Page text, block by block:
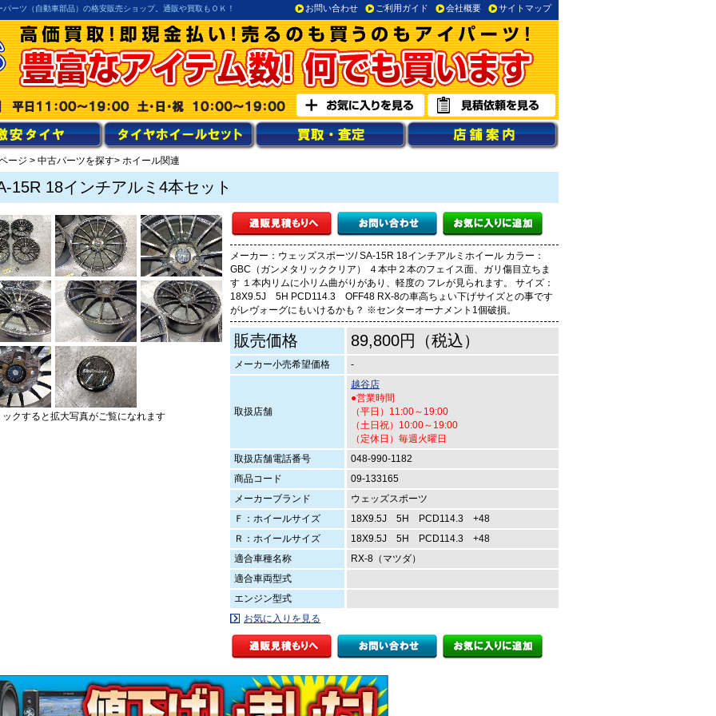
ーツ（自動車部品）の格安販売ショップ。通販や買取もＯＫ！ お問い合わせ ご利用ガイド 会社概要 サイトマップ
ージ > 中古パーツを探す> ホイール関連
15R 18インチアルミ4本セット
メーカー：ウェッズスポーツ/ SA-15R 18インチアルミホイール カラー：
GBC（ガンメタリッククリア） ４本中２本のフェイス面、ガリ傷目立ちま
す １本内リムに小リム曲がりがあり、軽度の フレが見られます。 サイズ：
18X9.5J 5H PCD114.3 OFF48 RX-8の車高ちょい下げサイズとの事です
がレヴォーグにもいけるかも？ ※センターオーナメント1個破損。
販売価格 89,800円（税込）
メーカー小売希望価格 -
取扱店舗
越谷店
●営業時間
（平日）11:00～19:00
（土日祝）10:00～19:00
（定休日）毎週火曜日
取扱店舗電話番号
048-990-1182
商品コード
09-133165
メーカーブランド
ウェッズスポーツ
Ｆ：ホイールサイズ
18X9.5J 5H PCD114.3 +48
Ｒ：ホイールサイズ
18X9.5J 5H PCD114.3 +48
適合車種名称
RX-8（マツダ）
適合車両型式
エンジン型式
お気に入りを見る
ックすると拡大写真がご覧になれます